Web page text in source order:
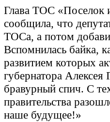
Глава ТОС «Поселок
сообщила, что
ТОСа, а потом
Вспомнилась байка,
развитием которых
губернатора Алексея
бравурный спич. С
правительства
наше будущее!»